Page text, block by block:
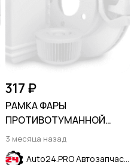
317 ₽
РАМКА ФАРЫ
ПРОТИВОТУМАННОЙ
ПРАВАЯ KIA CERATO /
FORTE 2009-2013
3 месяца назад
Auto24.PRO Автозапчасти